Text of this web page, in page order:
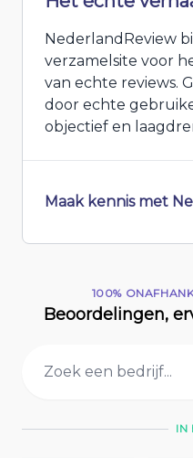
NederlandReview
verzamelsite voor
van echte reviews.
door echte
objectief en
Maak kennis met
Beoordelingen,
100%
IN